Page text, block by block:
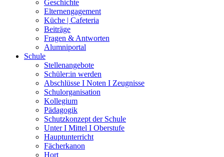
Geschichte
Elternengagement
Küche | Cafeteria
Beiträge
Fragen & Antworten
Alumniportal
Schule
Stellenangebote
Schüler:in werden
Abschlüsse I Noten I Zeugnisse
Schulorganisation
Kollegium
Pädagogik
Schutzkonzept der Schule
Unter I Mittel I Oberstufe
Hauptunterricht
Fächerkanon
Hort